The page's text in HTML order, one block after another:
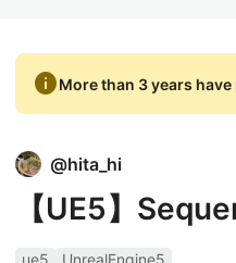
infoMore than 3 years
@hita_hi
【UE5】
ue5
UnrealEngine5